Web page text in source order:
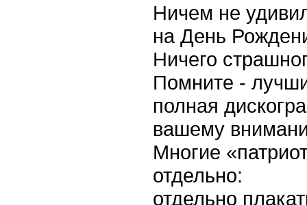
Ничем не
на День
Ничего
Помните -
полная
вашему
Многие
отдельно:
отдельно